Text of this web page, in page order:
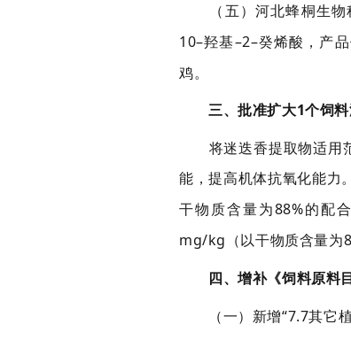
（五）河北蜂桐生
10–羟基–2–癸烯酸 ，产
鸡。
三、批准扩大1个饲
将迷迭香提取物适用范
能，提高机体抗氧化能力。
干物质含量为88%的配合
mg/kg （以干物质含量为
四、增补《饲料原料
（一） 新增“7.7其它